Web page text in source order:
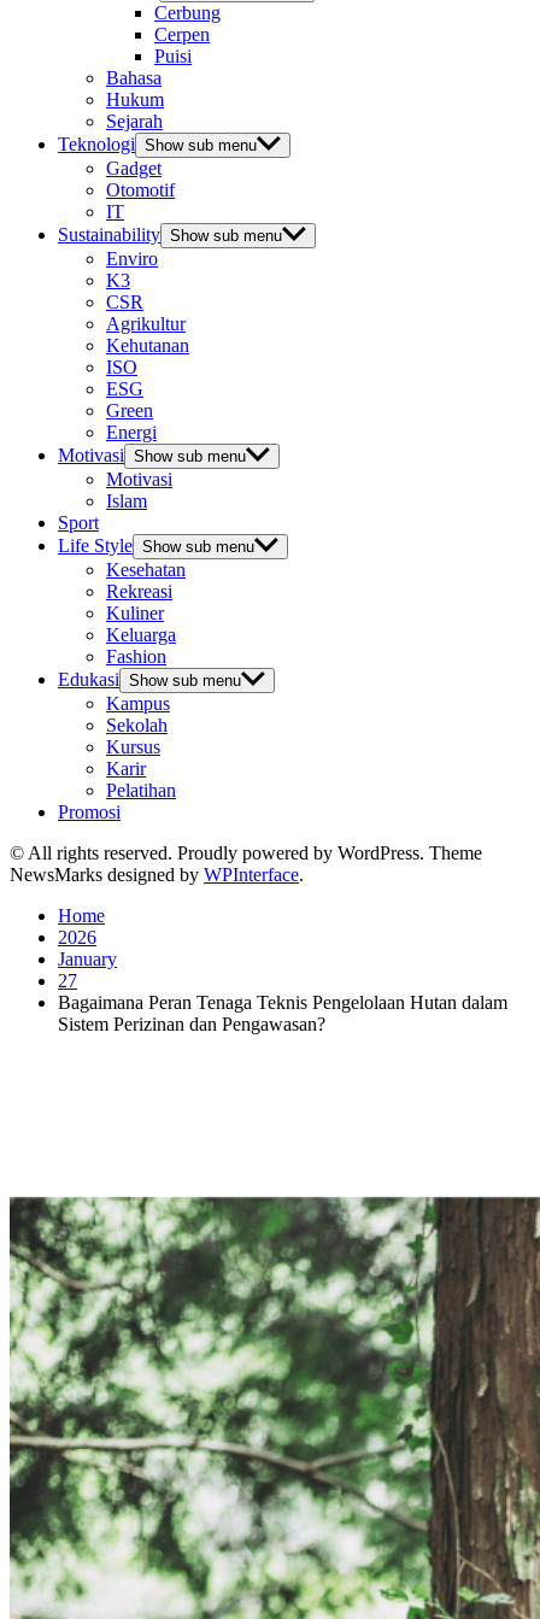
Cerbung
Cerpen
Puisi
Bahasa
Hukum
Sejarah
Teknologi Show sub menu
Gadget
Otomotif
IT
Sustainability Show sub menu
Enviro
K3
CSR
Agrikultur
Kehutanan
ISO
ESG
Green
Energi
Motivasi Show sub menu
Motivasi
Islam
Sport
Life Style Show sub menu
Kesehatan
Rekreasi
Kuliner
Keluarga
Fashion
Edukasi Show sub menu
Kampus
Sekolah
Kursus
Karir
Pelatihan
Promosi
© All rights reserved. Proudly powered by WordPress. Theme
NewsMarks designed by WPInterface.
Home
2026
January
27
Bagaimana Peran Tenaga Teknis Pengelolaan Hutan dalam
Sistem Perizinan dan Pengawasan?